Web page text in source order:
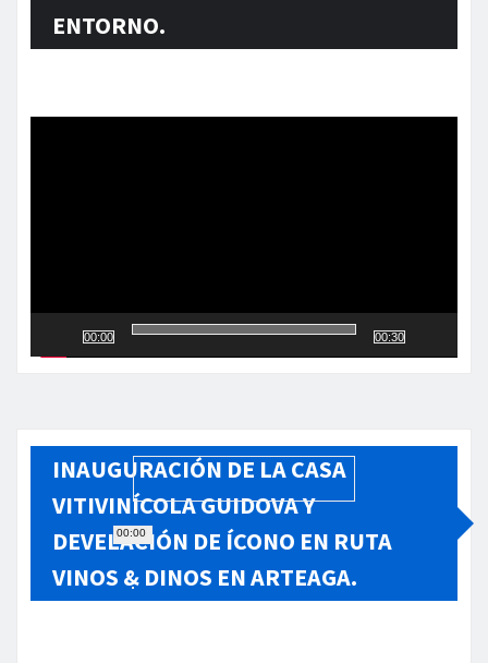
ENTORNO.
00:00
00:00
00:30
INAUGURACIÓN DE LA CASA
VITIVINÍCOLA GUIDOVA Y
DEVELACIÓN DE ÍCONO EN RUTA
VINOS & DINOS EN ARTEAGA.